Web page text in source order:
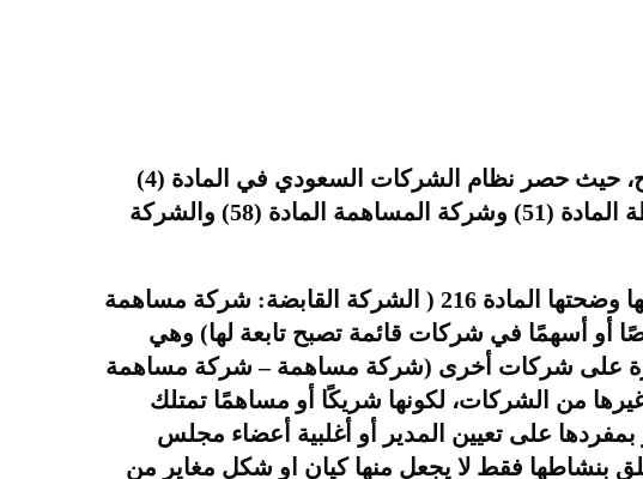
يعتبر البعض ان الشركة القابضة شكل من اشكال الشركات النظامية وهذا الفهم غير صحيح، حيث حصر نظام الشركات السعودي في المادة (4)
اشكال الشركات في خمس أنواع وهي شركة التضامن المادة (35) وشركة التوصية البسيطة المادة (51) وشركة المساهمة المادة (58) والشركة
وهذا بالتالي يؤكد على عدم صحة الفهم المشار اليه أعلاه، وحقيقة الشركة القابضة وطبيعتها وضحتها المادة 216 ( الشركة القابضة: شركة مساهمة
أسهمًا في شركات قائمة تصبح تابعة لها) وهي
على شركات أخرى (شركة مساهمة – شركة مساهمة
من الشركات، لكونها شريكًا أو مساهمًا تمتلك
على تعيين المدير أو أغلبية أعضاء مجلس
بنشاطها فقط لا يجعل منها كيان او شكل مغاير من